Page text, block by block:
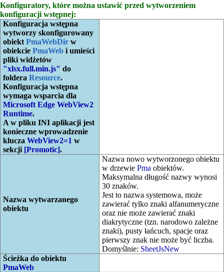
Konfiguratory, które można ustawić przed wytworzeniem
konfiguracji wstępnej:
Konfiguracja wstępna
wytworzy skonfigurowany
obiekt PmaWebDirw
obiekcie PmaWebi umieści
pliki widżetów
"xlsx.full.min.js" do
foldera Resource.
Konfiguracja wstępna
wymaga wsparcia dla
Microsoft Edge WebView2
Runtime.
A w pliku INI aplikacji jest
konieczne wprowadzenie
klucza WebView2=1 w
sekcji [Promotic].
Nazwa wytwarzanego
obiektu
Nazwa nowo wytworzonego obiektu
w drzewie Pma obiektów.
Maksymalna długość nazwy wynosi
30 znaków.
Jest to nazwa systemowa, może
zawierać tylko znaki alfanumeryczne
oraz nie może zawierać znaki
diakrytyczne (tzn. narodowo zależne
znaki), pusty łańcuch, spacje oraz
pierwszy znak nie może być liczba.
Domyślnie: SheetJsNew
Ścieżka do obiektu
PmaWeb